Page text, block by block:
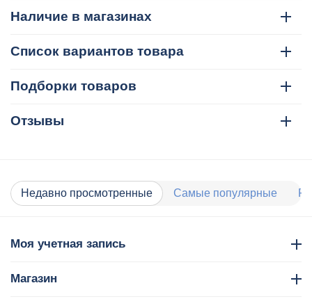
Наличие в магазинах
Список вариантов товара
Подборки товаров
Отзывы
Недавно просмотренные Самые популярные
Моя учетная запись
Магазин